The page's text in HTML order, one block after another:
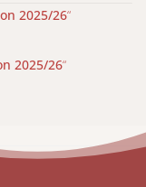
2025/26“
2025/26“